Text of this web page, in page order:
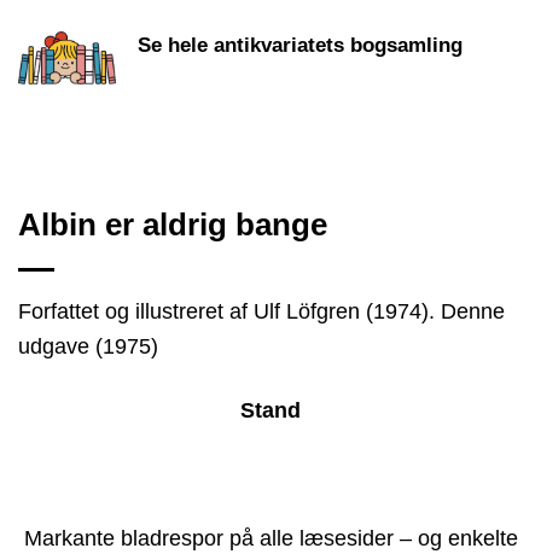
Se hele antikvariatets bogsamling
Albin er aldrig bange
Forfattet og illustreret af Ulf Löfgren (1974). Denne
udgave (1975)
Stand
Markante bladrespor på alle læsesider – og enkelte